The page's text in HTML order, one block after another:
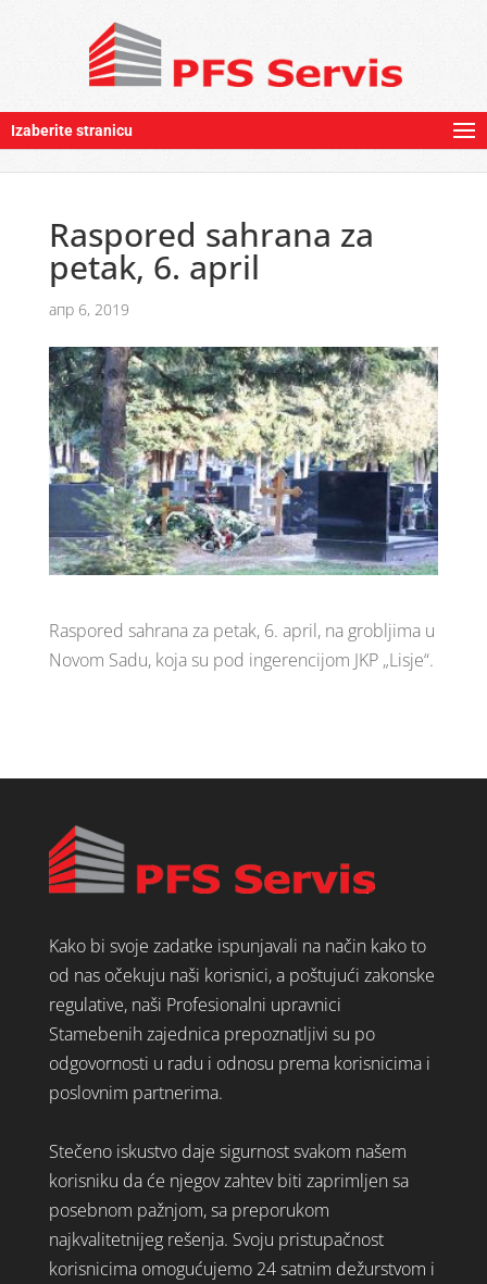
Izaberite stranicu
Raspored sahrana za
petak, 6. april
апр 6, 2019
Raspored sahrana za petak, 6. april, na grobljima u
Novom Sadu, koja su pod ingerencijom JKP „Lisje“.
Kako bi svoje zadatke ispunjavali na način kako to
od nas očekuju naši korisnici, a poštujući zakonske
regulative, naši Profesionalni upravnici
Stamebenih zajednica prepoznatljivi su po
odgovornosti u radu i odnosu prema korisnicima i
poslovnim partnerima.
Stečeno iskustvo daje sigurnost svakom našem
korisniku da će njegov zahtev biti zaprimljen sa
posebnom pažnjom, sa preporukom
najkvalitetnijeg rešenja. Svoju pristupačnost
korisnicima omogućujemo 24 satnim dežurstvom i